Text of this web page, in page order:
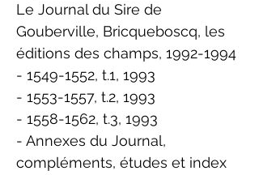
Le Journal du Sire de
Gouberville, Bricqueboscq, les
éditions des champs, 1992-1994
- 1549-1552, t.1, 1993
- 1553-1557, t.2, 1993
- 1558-1562, t.3, 1993
- Annexes du Journal,
compléments, études et index